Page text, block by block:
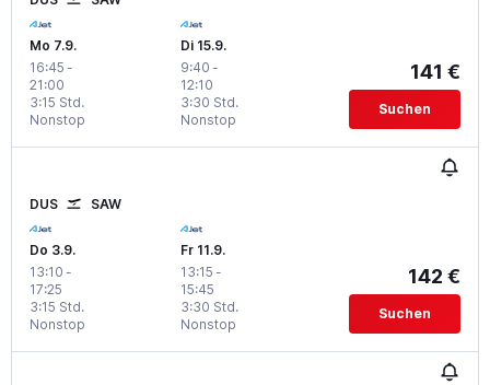
Mo 7.9.
16:45 -
21:00
Nonstop
3:15 Std.
Di 15.9.
9:40 -
12:10
Nonstop
3:30 Std.
141 €
Suchen
DUS SAW
Do 3.9.
13:10 -
17:25
Nonstop
3:15 Std.
Fr 11.9.
13:15 -
15:45
Nonstop
3:30 Std.
142 €
Suchen